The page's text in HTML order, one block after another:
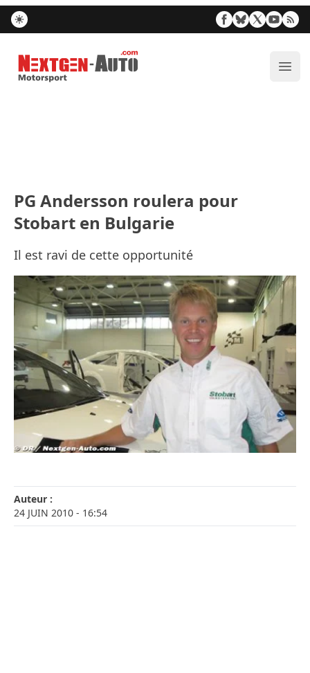
Nextgen-Auto.com
PG Andersson roulera pour
Stobart en Bulgarie
Il est ravi de cette opportunité
Auteur :
24 JUIN 2010 - 16:54